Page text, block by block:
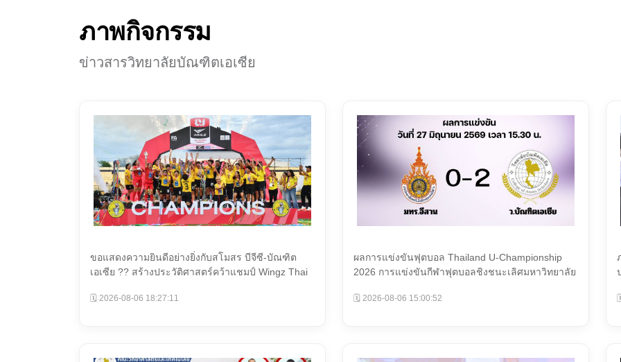
ภาพกิจกรรม
ข่าวสารวิทยาลัยบัณฑิตเอเซีย
ขอแสดงความยินดีอย่างยิ่งกับสโมสร บีจีซี-บัณฑิต
เอเซีย ?? สร้างประวัติศาสตร์คว้าแชมป์ Wingz Thai
🗓️ 2026-08-06 18:27:11
ผลการแข่งขันฟุตบอล Thailand U-Championship
2026 การแข่งขันกีฬาฟุตบอลชิงชนะเลิศมหาวิทยาลัย
🗓️ 2026-08-06 15:00:52